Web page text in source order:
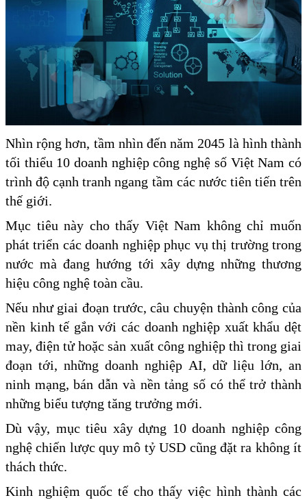
Nhìn rộng hơn, tầm nhìn đến năm 2045 là hình thành
tối thiểu 10 doanh nghiệp công nghệ số Việt Nam có
trình độ cạnh tranh ngang tầm các nước tiên tiến trên
thế giới.
Mục tiêu này cho thấy Việt Nam không chỉ muốn
phát triển các doanh nghiệp phục vụ thị trường trong
nước mà đang hướng tới xây dựng những thương
hiệu công nghệ toàn cầu.
Nếu như giai đoạn trước, câu chuyện thành công của
nền kinh tế gắn với các doanh nghiệp xuất khẩu dệt
may, điện tử hoặc sản xuất công nghiệp thì trong giai
đoạn tới, những doanh nghiệp AI, dữ liệu lớn, an
ninh mạng, bán dẫn và nền tảng số có thể trở thành
những biểu tượng tăng trưởng mới.
Dù vậy, mục tiêu xây dựng 10 doanh nghiệp công
nghệ chiến lược quy mô tỷ USD cũng đặt ra không ít
thách thức.
Kinh nghiệm quốc tế cho thấy việc hình thành các